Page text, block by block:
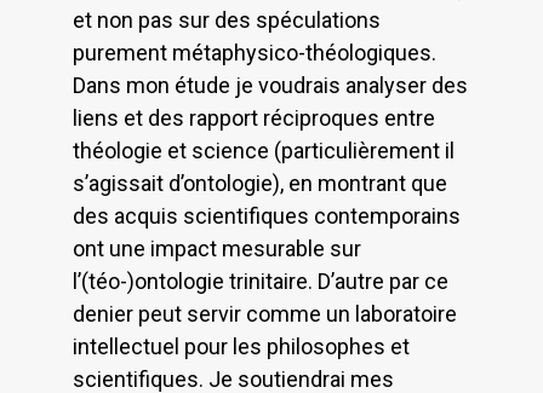
et non pas sur des spéculations
purement métaphysico-théologiques.
Dans mon étude je voudrais analyser des
liens et des rapport réciproques entre
théologie et science (particulièrement il
s’agissait d’ontologie), en montrant que
des acquis scientifiques contemporains
ont une impact mesurable sur
l’(téo-)ontologie trinitaire. D’autre par ce
denier peut servir comme un laboratoire
intellectuel pour les philosophes et
scientifiques. Je soutiendrai mes